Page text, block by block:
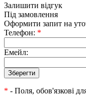
Залишити відгук
Під замовлення
Оформити запит на
Телефон: *
Емейл:
* - Поля, обов'язкові